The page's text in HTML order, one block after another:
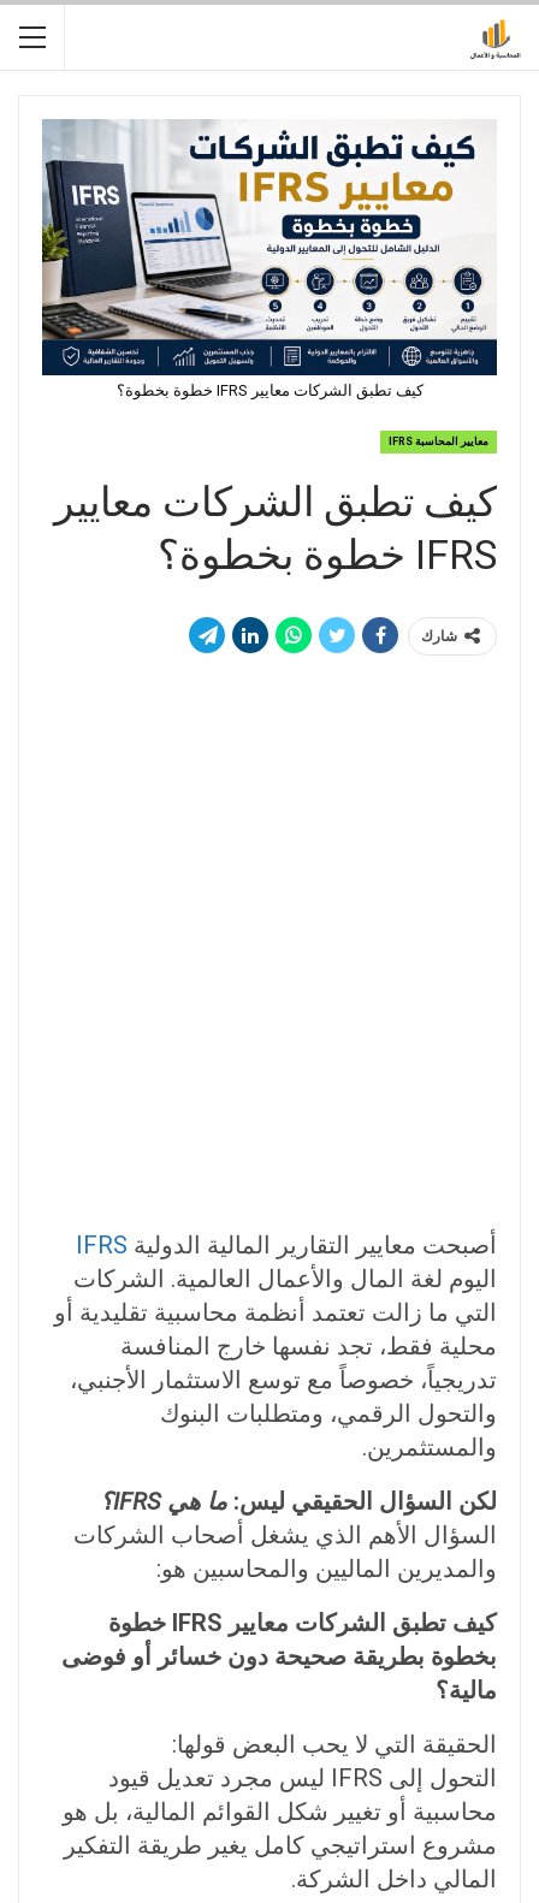
كيف تطبق الشركات معايير IFRS خطوة بخطوة؟
معايير المحاسبة IFRS
كيف تطبق الشركات معايير
IFRS خطوة بخطوة؟
شارك
أصبحت معايير التقارير المالية الدولية IFRS
اليوم لغة المال والأعمال العالمية. الشركات
التي ما زالت تعتمد أنظمة محاسبية تقليدية أو
محلية فقط، تجد نفسها خارج المنافسة
تدريجياً، خصوصاً مع توسع الاستثمار الأجنبي،
والتحول الرقمي، ومتطلبات البنوك
والمستثمرين.
لكن السؤال الحقيقي ليس: ما هي IFRS؟
السؤال الأهم الذي يشغل أصحاب الشركات
والمديرين الماليين والمحاسبين هو:
كيف تطبق الشركات معايير IFRS خطوة
بخطوة بطريقة صحيحة دون خسائر أو فوضى
مالية؟
الحقيقة التي لا يحب البعض قولها:
التحول إلى IFRS ليس مجرد تعديل قيود
محاسبية أو تغيير شكل القوائم المالية، بل هو
مشروع استراتيجي كامل يغير طريقة التفكير
المالي داخل الشركة.